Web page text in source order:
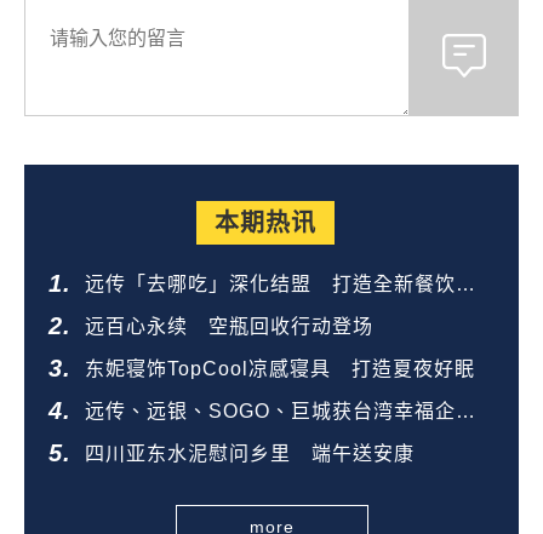
本期热讯
远传「去哪吃」深化结盟 打造全新餐饮生
态圈
远百心永续 空瓶回收行动登场
东妮寝饰TopCool凉感寝具 打造夏夜好眠
远传、远银、SOGO、巨城获台湾幸福企业
金奖
四川亚东水泥慰问乡里 端午送安康
more